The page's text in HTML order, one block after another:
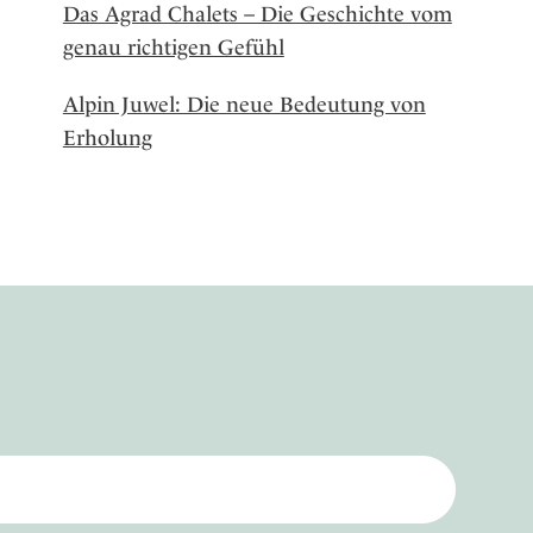
Das Agrad Chalets – Die Geschichte vom
genau richtigen Gefühl
Alpin Juwel: Die neue Bedeutung von
Erholung